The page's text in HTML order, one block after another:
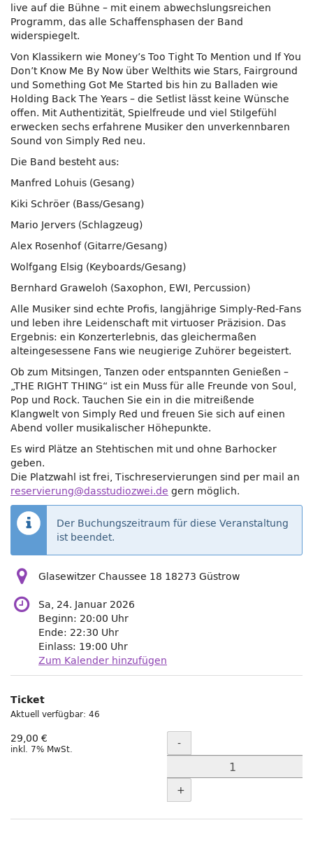
live auf die Bühne – mit einem abwechslungsreichen
Programm, das alle Schaffensphasen der Band
widerspiegelt.
Von Klassikern wie Money’s Too Tight To Mention und If You
Don’t Know Me By Now über Welthits wie Stars, Fairground
und Something Got Me Started bis hin zu Balladen wie
Holding Back The Years – die Setlist lässt keine Wünsche
offen. Mit Authentizität, Spielfreude und viel Stilgefühl
erwecken sechs erfahrene Musiker den unverkennbaren
Sound von Simply Red neu.
Die Band besteht aus:
Manfred Lohuis (Gesang)
Kiki Schröer (Bass/Gesang)
Mario Jervers (Schlagzeug)
Alex Rosenhof (Gitarre/Gesang)
Wolfgang Elsig (Keyboards/Gesang)
Bernhard Graweloh (Saxophon, EWI, Percussion)
Alle Musiker sind echte Profis, langjährige Simply-Red-Fans
und leben ihre Leidenschaft mit virtuoser Präzision. Das
Ergebnis: ein Konzerterlebnis, das gleichermaßen
alteingesessene Fans wie neugierige Zuhörer begeistert.
Ob zum Mitsingen, Tanzen oder entspannten Genießen –
„THE RIGHT THING“ ist ein Muss für alle Freunde von Soul,
Pop und Rock. Tauchen Sie ein in die mitreißende
Klangwelt von Simply Red und freuen Sie sich auf einen
Abend voller musikalischer Höhepunkte.
Es wird Plätze an Stehtischen mit und ohne Barhocker
geben.
Die Platzwahl ist frei, Tischreservierungen sind per mail an
reservierung@dasstudiozwei.degern möglich.
Der Buchungszeitraum für diese Veranstaltung
ist beendet.
Glasewitzer Chaussee 18 18273 Güstrow
Sa, 24. Januar 2026
Beginn: 20:00 Uhr
Ende: 22:30 Uhr
Einlass: 19:00 Uhr
Zum Kalender hinzufügen
Produkte
Unkategorisierte
Produkte
Ticket
Aktuell verfügbar: 46
29,00 €
inkl. 7% MwSt. Menge
-
+